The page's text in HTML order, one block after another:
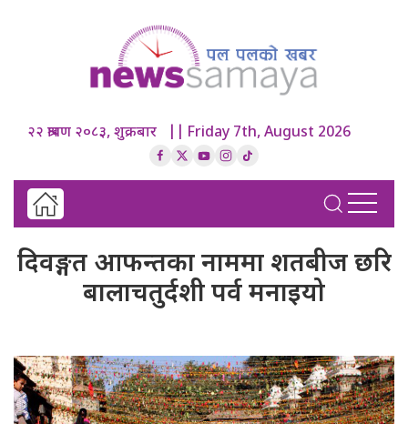
२२ श्रावण २०८३, शुक्रबार || Friday 7th, August 2026
दिवङ्गत आफन्तका नाममा शतबीज छरि
बालाचतुर्दशी पर्व मनाइयो